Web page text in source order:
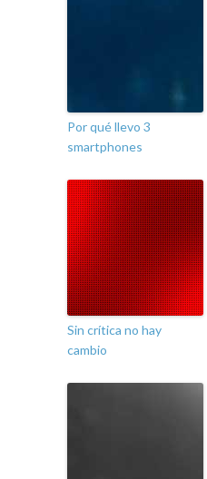
Por qué llevo 3
smartphones
Sin crítica no hay
cambio